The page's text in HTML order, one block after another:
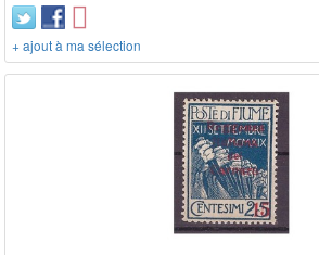
+ ajout à ma sélection